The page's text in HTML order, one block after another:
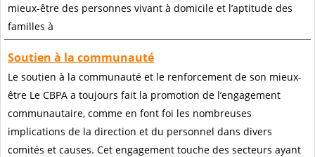
mieux-être des personnes vivant à domicile et l’aptitude des
familles à
Soutien à la communauté
Le soutien à la communauté et le renforcement de son mieux-
être Le CBPA a toujours fait la promotion de l’engagement
communautaire, comme en font foi les nombreuses
implications de la direction et du personnel dans divers
comités et causes. Cet engagement touche des secteurs ayant